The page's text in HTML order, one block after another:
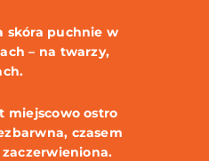
skóra puchnie w
– na twarzy,
miejscowo ostro
czasem